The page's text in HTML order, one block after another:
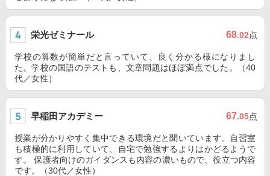
栄光ゼミナール 68.02点
学校の算数が簡単だと言っていて、良く分かる様になりまし
た。学校の国語のテストも、文章問題はほぼ満点でした。（40
代／女性）
早稲田アカデミー 67.05点
授業が分かりやすく集中できる環境だと聞いています。自習室
も積極的に利用していて、自宅で勉強するよりはかどるようで
す。 保護者向けのガイダンスも内容の濃いもので、役立つ内容
です。（30代／女性）